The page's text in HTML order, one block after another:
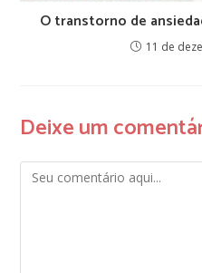
O transtorno de
11 de
Deixe um